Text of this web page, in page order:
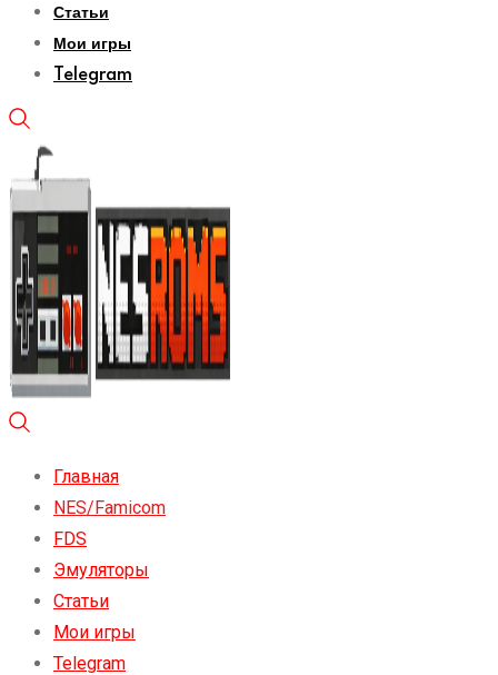
Статьи
Мои игры
Telegram
Главная
NES/Famicom
FDS
Эмуляторы
Статьи
Мои игры
Telegram